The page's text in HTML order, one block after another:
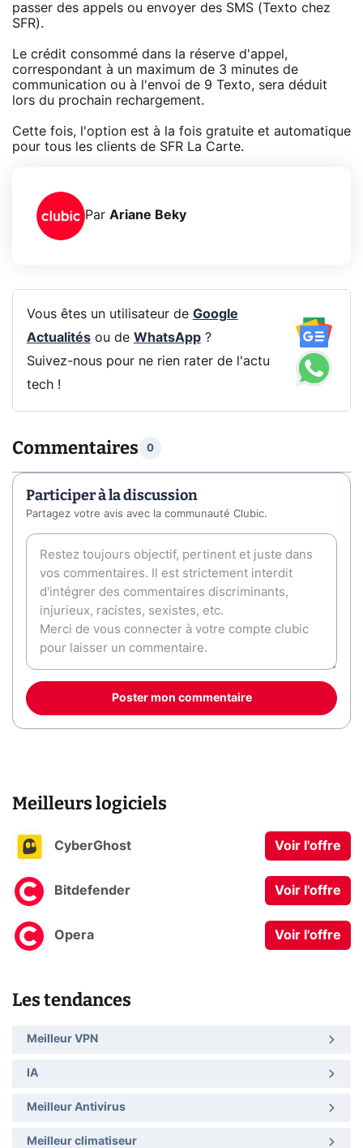
passer des appels ou envoyer des SMS (Texto chez
SFR).
Le crédit consommé dans la réserve d'appel,
correspondant à un maximum de 3 minutes de
communication ou à l'envoi de 9 Texto, sera déduit
lors du prochain rechargement.
Cette fois, l'option est à la fois gratuite et automatique
pour tous les clients de SFR La Carte.
Par Ariane Beky
Vous êtes un utilisateur de Google
Actualitésou de WhatsApp?
Suivez-nous pour ne rien rater de l'actu
tech !
Commentaires 0
Participer à la discussion
Partagez votre avis avec la communauté Clubic.
Poster mon commentaire
Meilleurs logiciels
CyberGhost Voir l'offre
Bitdefender Voir l'offre
Opera Voir l'offre
Les tendances
Meilleur VPN
IA
Meilleur Antivirus
Meilleur climatiseur